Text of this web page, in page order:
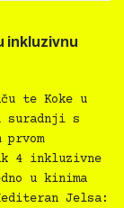
inkluzivnu
te Koke u
suradnji s
4 inkluzivne
u kinima
Jelsa: